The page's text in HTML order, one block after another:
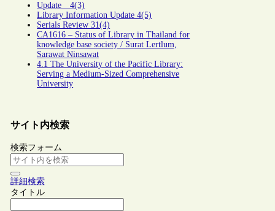
Update 4(3)
Library Information Update 4(5)
Serials Review 31(4)
CA1616 – Status of Library in Thailand for
knowledge base society / Surat Lertlum,
Sarawat Ninsawat
4.1 The University of the Pacific Library:
Serving a Medium-Sized Comprehensive
University
サイト内検索
検索フォーム
詳細検索
タイトル